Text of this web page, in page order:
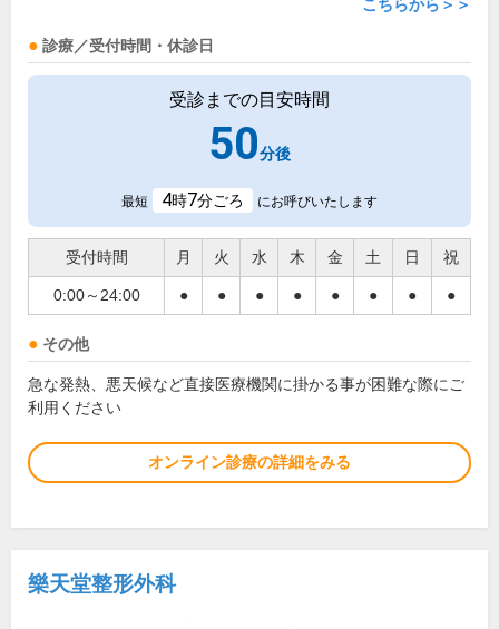
こちらから＞＞
診療／受付時間・休診日
受診までの目安時間
50分後
最短 4時7分ごろ にお呼びいたします
受付時間 月 火 水 木 金 土 日 祝
0:00～24:00 ● ● ● ● ● ● ● ●
その他
急な発熱、悪天候など直接医療機関に掛かる事が困難な際にご
利用ください
オンライン診療の詳細をみる
樂天堂整形外科